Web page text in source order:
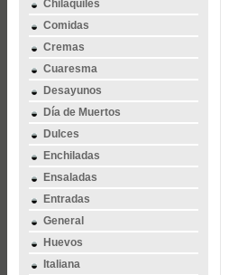
Chilaquiles
Comidas
Cremas
Cuaresma
Desayunos
Día de Muertos
Dulces
Enchiladas
Ensaladas
Entradas
General
Huevos
Italiana